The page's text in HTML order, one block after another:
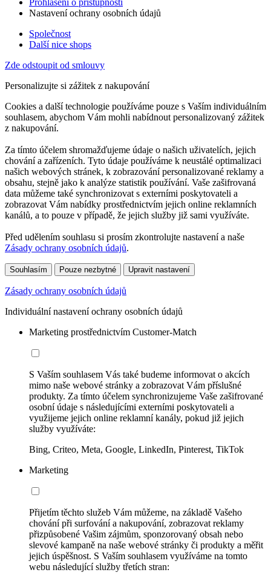
Prohlášení o přístupnosti
Nastavení ochrany osobních údajů
Společnost
Další nice shops
Zde odstoupit od smlouvy
Personalizujte si zážitek z nakupování
Cookies a další technologie používáme pouze s Vaším individuálním
souhlasem, abychom Vám mohli nabídnout personalizovaný zážitek
z nakupování.
Za tímto účelem shromažďujeme údaje o našich uživatelích, jejich
chování a zařízeních. Tyto údaje používáme k neustálé optimalizaci
našich webových stránek, k zobrazování personalizované reklamy a
obsahu, stejně jako k analýze statistik používání. Vaše zašifrovaná
data můžeme také synchronizovat s externími poskytovateli a
zobrazovat Vám nabídky prostřednictvím jejich online reklamních
kanálů, a to pouze v případě, že jejich služby již sami využíváte.
Před udělením souhlasu si prosím zkontrolujte nastavení a naše
Zásady ochrany osobních údajů.
Souhlasím Pouze nezbytné Upravit nastavení
Zásady ochrany osobních údajů
Individuální nastavení ochrany osobních údajů
Marketing prostřednictvím Customer-Match
S Vaším souhlasem Vás také budeme informovat o akcích
mimo naše webové stránky a zobrazovat Vám příslušné
produkty. Za tímto účelem synchronizujeme Vaše zašifrované
osobní údaje s následujícími externími poskytovateli a
využijeme jejich online reklamní kanály, pokud již jejich
služby využíváte:
Bing, Criteo, Meta, Google, LinkedIn, Pinterest, TikTok
Marketing
Přijetím těchto služeb Vám můžeme, na základě Vašeho
chování při surfování a nakupování, zobrazovat reklamy
přizpůsobené Vašim zájmům, sponzorovaný obsah nebo
slevové kampaně na naše webové stránky či produkty a měřit
jejich úspěšnost. S Vaším souhlasem využíváme na tomto
webu následující služby třetích stran: